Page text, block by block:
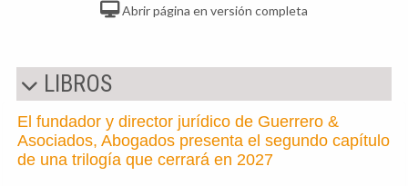
Abrir página en versión completa
LIBROS
El fundador y director jurídico de Guerrero &
Asociados, Abogados presenta el segundo capítulo
de una trilogía que cerrará en 2027